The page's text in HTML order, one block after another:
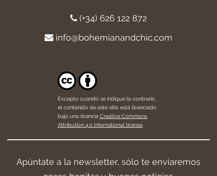
(+34) 626 122 872
info@bohemianandchic.com
Excepto cuando se indique lo contrario,
el contenido de este sitio está licenciado
bajo una licencia Creative Commons
Attribution 4.0 International license.
Apúntate a la newsletter, sólo te enviaremos